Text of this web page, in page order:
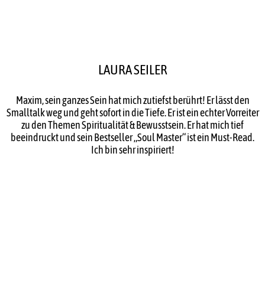
LAURA SEILER
Maxim, sein ganzes Sein hat mich zutiefst berührt! Er lässt den
Smalltalk weg und geht sofort in die Tiefe. Er ist ein echter Vorreiter
zu den Themen Spiritualität & Bewusstsein. Er hat mich tief
beeindruckt und sein Bestseller „Soul Master“ ist ein Must-Read.
Ich bin sehr inspiriert!